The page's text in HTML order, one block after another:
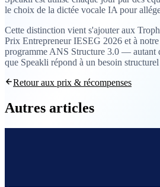
le choix de la dictée vocale IA pour
Cette distinction vient s'ajouter aux
Prix Entrepreneur IESEG 2026 et à
programme ANS Structure 3.0 — autant
que Speakli répond à un besoin structurel
Retour aux prix & récompenses
Autres articles